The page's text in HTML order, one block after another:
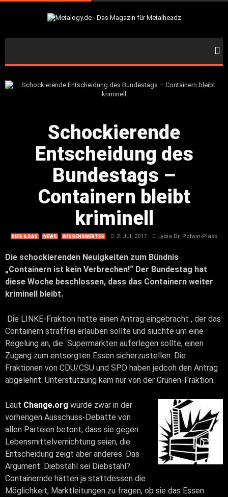
Schockierende
Entscheidung des
Bundestags –
Containern bleibt
kriminell
DIES & DAS NEWS WISSENSWERTES 2. Juli 2017 Lydia Dr. Polwin-Plass
Die schockierenden Neuigkeiten zum Bündnis
„Containern ist kein Verbrechen!“ Der Bundestag hat
diese Woche beschlossen, dass das Containern weiter
kriminell bleibt.
Die LINKE-Fraktion hatte einen Antrag eingebracht , der das
Containern straffrei erlauben sollte und siuchte um eine
Regelung an, die Supermärkten auferlegen sollte, einen
Zugang zum entsorgten Essen sicherzustellen. Die
Fraktionen von CDU/CSU und SPD haben jedcoh den Antrag
abgelehnt. Unterstützung kam nur von der Grünen-Fraktion.
Laut Change.org wurde zwar in der
vorherigen Ausschuss-Debatte von
allen Parteien betont, dass sie gegen
Lebensmittelvernichtung seien, die
Entscheidung zeigt aber anderes. Das
Argument: Diebstahl sei Diebstahl?
Containernde hätten ja stattdessen die
Möglichkeit, Marktleitungen zu fragen, ob sie das Essen